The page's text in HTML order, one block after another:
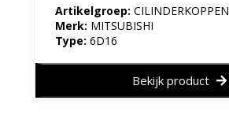
Artikelgroep: CILINDERKOPPEN
Merk: MITSUBISHI
Type: 6D16
Bekijk product